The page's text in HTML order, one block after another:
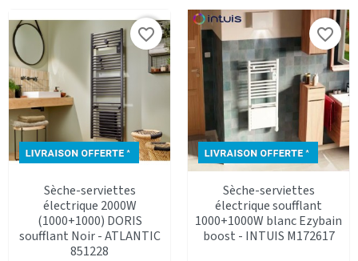
Sèche-serviettes
électrique 2000W
(1000+1000) DORIS
soufflant Noir - ATLANTIC
851228
favorite_border
Sèche-serviettes
électrique soufflant
1000+1000W blanc Ezybain
boost - INTUIS M172617
favorite_border